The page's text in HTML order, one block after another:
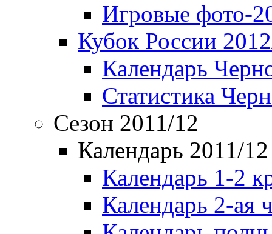
Игровые фото-
Кубок России
Календарь
Статистика
Сезон 2011/12
Календарь 2011/12
Календарь 1-2
Календарь 2-ая